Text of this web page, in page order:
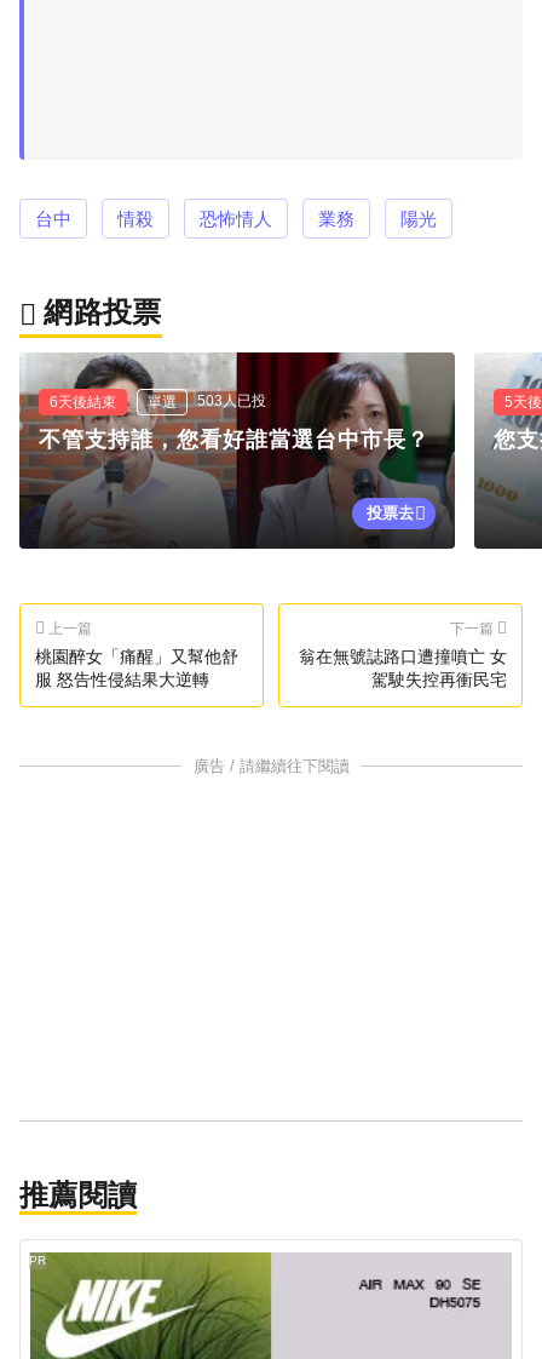
台中 情殺 恐怖情人 業務 陽光
網路投票
6天後結束 單選 503人已投
不管支持誰，您看好誰當選台中市長？
投票去
5天
您
上一篇
桃園醉女「痛醒」又幫他舒
服 怒告性侵結果大逆轉
下一篇
翁在無號誌路口遭撞噴亡 女
駕駛失控再衝民宅
廣告 / 請繼續往下閱讀
推薦閱讀
PR